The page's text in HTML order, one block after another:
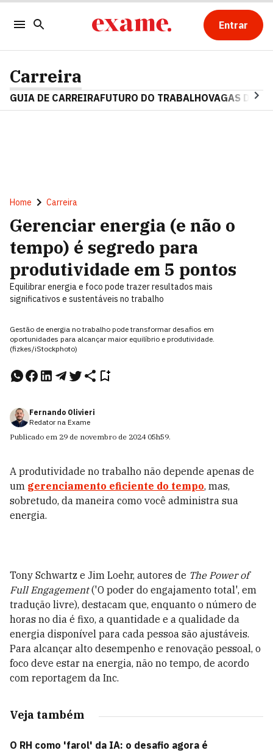
Entrar
Carreira
GUIA DE CARREIRAFUTURO DO TRABALHOVAGAS DE
Home Carreira
Gerenciar energia (e não o
tempo) é segredo para
produtividade em 5 pontos
Equilibrar energia e foco pode trazer resultados mais
significativos e sustentáveis no trabalho
Gestão de energia no trabalho pode transformar desafios em
oportunidades para alcançar maior equilíbrio e produtividade.
(fizkes/iStockphoto)
Fernando Olivieri
Redator na Exame
Publicado em 29 de novembro de 2024 05h59.
A produtividade no trabalho não depende apenas de
um gerenciamento eficiente do tempo, mas,
sobretudo, da maneira como você administra sua
energia.
Tony Schwartz e Jim Loehr, autores de The Power of
Full Engagement('O poder do engajamento total', em
tradução livre), destacam que, enquanto o número de
horas no dia é fixo, a quantidade e a qualidade da
energia disponível para cada pessoa são ajustáveis.
Para alcançar alto desempenho e renovação pessoal, o
foco deve estar na energia, não no tempo, de acordo
com reportagem da Inc.
Veja também
O RH como 'farol' da IA: o desafio agora é